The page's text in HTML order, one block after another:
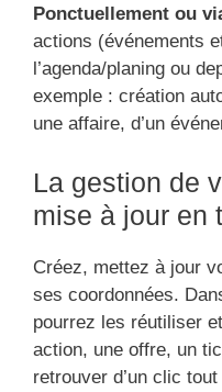
Ponctuellement ou
actions (événements
l’agenda/planing ou
exemple : création
une affaire, d’un
La gestion de
mise à jour en
Créez, mettez à jour
ses coordonnées.
pourrez les réutiliser
action, une offre, un
retrouver d’un clic